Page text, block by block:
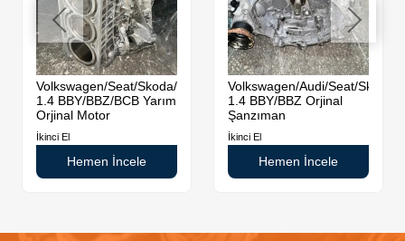
Volkswagen/Seat/Skoda/Audi
1.4 BBY/BBZ/BCB Yarım
Orjinal Motor
İkinci El
Hemen İncele
Volkswagen/Audi/Seat/Skoda
1.4 BBY/BBZ Orjinal
Şanzıman
İkinci El
Hemen İncele